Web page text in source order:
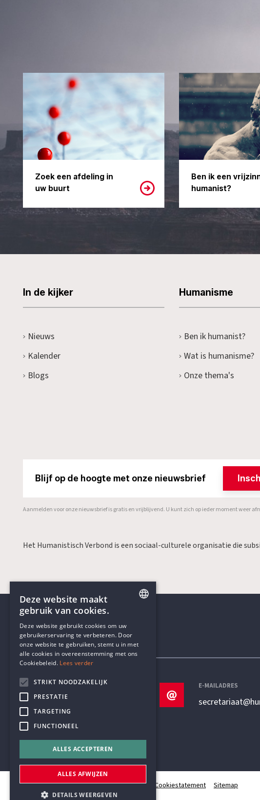
Zoek een afdeling in
uw buurt
Ben ik een
humanist?
In de kijker
Nieuws
Kalender
Blogs
Humanisme
Ben ik humanist?
Wat is humanisme?
Onze thema's
Blijf op de hoogte met onze nieuwsbrief
Aanmelden voor onze nieuwsbrief is gratis en vrijblijvend. U kunt zich op ieder moment weer
Het Humanistisch Verbond is een sociaal-culturele organisatie die
Contactgegevens
TELEFOON
+32 3 233 70 32
E-MAILADRES
© Humanistisch Verbond 2026 Privacy Cookiestatement Sitemap
#codedwithlove byCodelines
DUTCH
Deze website maakt
gebruik van cookies.
Deze website gebruikt cookies om uw
gebruikerservaring te verbeteren. Door
onze website te gebruiken, stemt u in met
alle cookies in overeenstemming met ons
Cookiebeleid. Lees verder
STRIKT NOODZAKELIJK
PRESTATIE
TARGETING
FUNCTIONEEL
ALLES ACCEPTEREN
ALLES AFWIJZEN
DETAILS WEERGEVEN